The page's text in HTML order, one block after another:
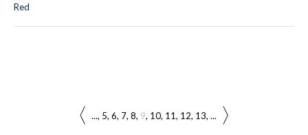
Red
... 5 6 7 8 9 10 11 12 13 ...